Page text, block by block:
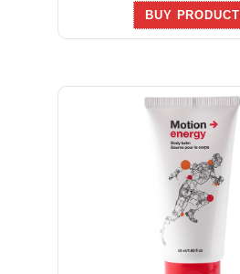
BUY PRODUCT